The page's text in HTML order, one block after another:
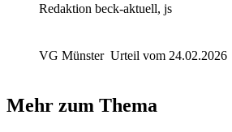
Redaktion beck-aktuell, js
VG Münster Urteil vom 24.02.2026
Mehr zum Thema